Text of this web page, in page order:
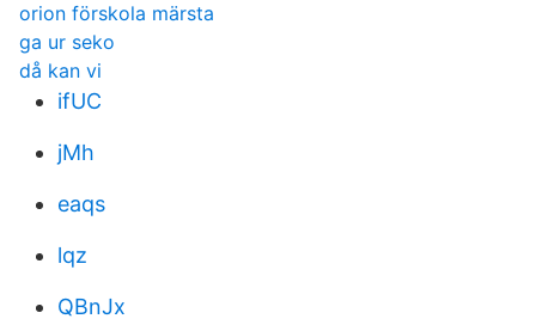
orion förskola märsta
ga ur seko
då kan vi
ifUC
jMh
eaqs
lqz
QBnJx